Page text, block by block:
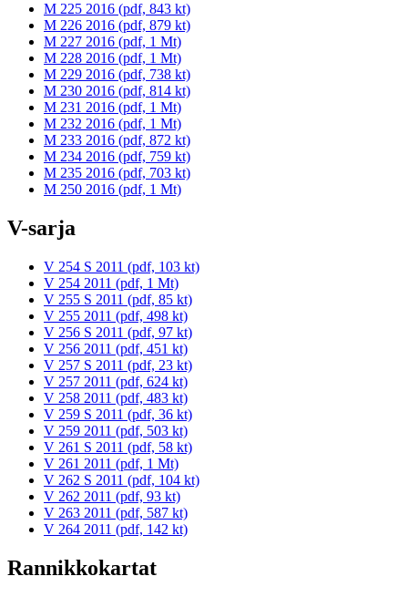
M 225 2016 (pdf, 843 kt)
M 226 2016 (pdf, 879 kt)
M 227 2016 (pdf, 1 Mt)
M 228 2016 (pdf, 1 Mt)
M 229 2016 (pdf, 738 kt)
M 230 2016 (pdf, 814 kt)
M 231 2016 (pdf, 1 Mt)
M 232 2016 (pdf, 1 Mt)
M 233 2016 (pdf, 872 kt)
M 234 2016 (pdf, 759 kt)
M 235 2016 (pdf, 703 kt)
M 250 2016 (pdf, 1 Mt)
V-sarja
V 254 S 2011 (pdf, 103 kt)
V 254 2011 (pdf, 1 Mt)
V 255 S 2011 (pdf, 85 kt)
V 255 2011 (pdf, 498 kt)
V 256 S 2011 (pdf, 97 kt)
V 256 2011 (pdf, 451 kt)
V 257 S 2011 (pdf, 23 kt)
V 257 2011 (pdf, 624 kt)
V 258 2011 (pdf, 483 kt)
V 259 S 2011 (pdf, 36 kt)
V 259 2011 (pdf, 503 kt)
V 261 S 2011 (pdf, 58 kt)
V 261 2011 (pdf, 1 Mt)
V 262 S 2011 (pdf, 104 kt)
V 262 2011 (pdf, 93 kt)
V 263 2011 (pdf, 587 kt)
V 264 2011 (pdf, 142 kt)
Rannikkokartat